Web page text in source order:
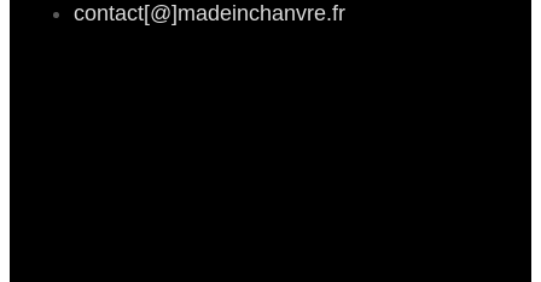
contact[@]madeinchanvre.fr